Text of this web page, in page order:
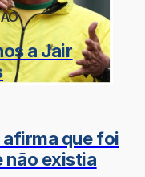
a Jair
que foi
não existia